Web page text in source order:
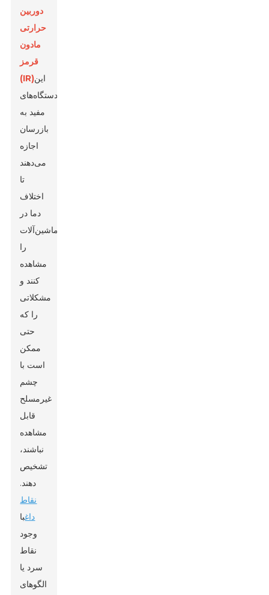
دوربین
حرارتی
مادون
قرمز
(IR)این
دستگاه‌های
مفید به
بازرسان
اجازه
می‌دهند
تا
اختلاف
دما در
ماشین‌آلات
را
مشاهده
کنند و
مشکلاتی
را که
حتی
ممکن
است با
چشم
غیرمسلح
قابل
مشاهده
نباشند،
تشخیص
دهند.
نقاط
داغبا
وجود
نقاط
سرد یا
الگوهای